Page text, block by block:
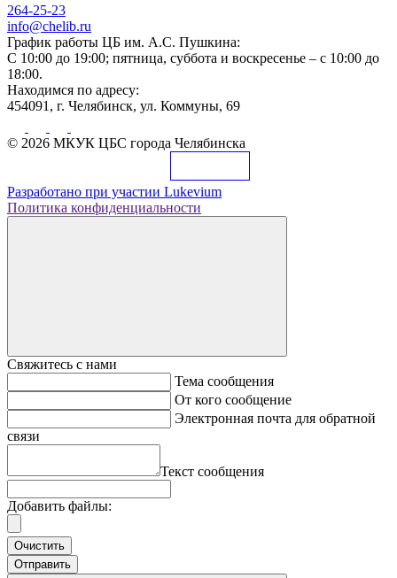
264-25-23
info@chelib.ru
График работы ЦБ им. А.С. Пушкина:
С 10:00 до 19:00; пятница, суббота и воскресенье – с 10:00 до
18:00.
Находимся по адресу:
454091, г. Челябинск, ул. Коммуны, 69
© 2026 МКУК ЦБС города Челябинска
Разработано при участии Lukevium
Политика конфиденциальности
Свяжитесь с нами
Тема сообщения
От кого сообщение
Электронная почта для обратной
связи
Текст сообщения
Добавить файлы:
Очистить
Отправить